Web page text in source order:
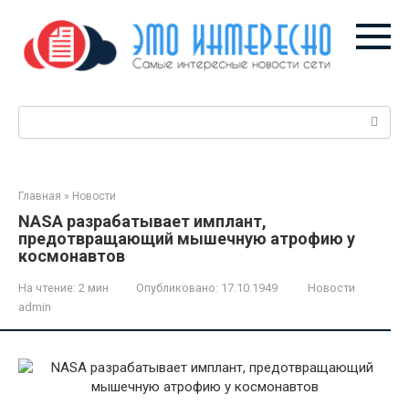
контенту
Главная » Новости
NASA разрабатывает имплант,
предотвращающий мышечную атрофию у
космонавтов
На чтение: 2 мин Опубликовано: 17.10.1949
Новости
admin